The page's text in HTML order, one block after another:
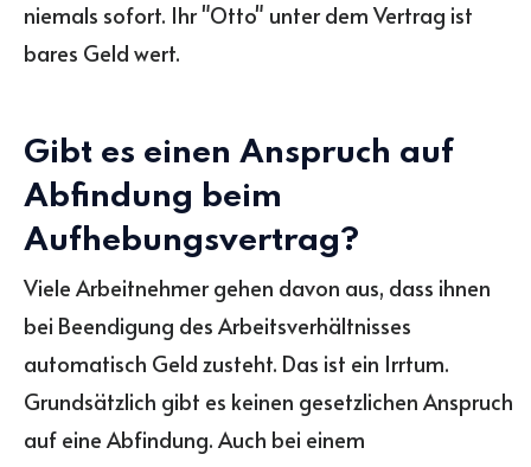
niemals sofort. Ihr "Otto" unter dem Vertrag ist
bares Geld wert.
Gibt es einen Anspruch auf
Abfindung beim
Aufhebungsvertrag?
Viele Arbeitnehmer gehen davon aus, dass ihnen
bei Beendigung des Arbeitsverhältnisses
automatisch Geld zusteht. Das ist ein Irrtum.
Grundsätzlich gibt es keinen gesetzlichen Anspruch
auf eine Abfindung. Auch bei einem